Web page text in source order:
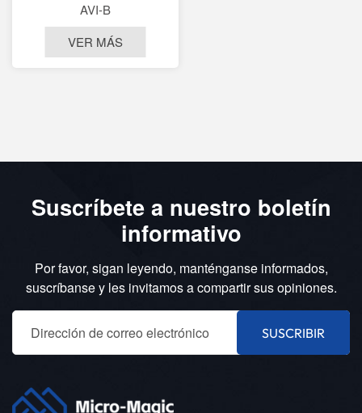
De Salida ±80mA Módulo
De Señal De
Acelerómetro De 3 Ejes
Compacto Con Baja
AVI-B
VER MÁS
Suscríbete a nuestro boletín
informativo
Por favor, sigan leyendo, manténganse informados,
suscríbanse y les invitamos a compartir sus opiniones.
SUSCRIBIR